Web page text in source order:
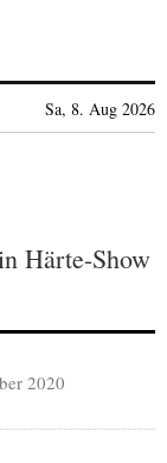
Sa, 8. Aug 2026
Härte-Show
2020